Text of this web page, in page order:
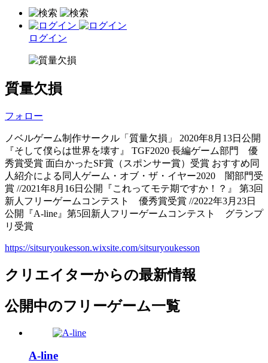
ログイン
質量欠損
フォロー
ノベルゲーム制作サークル「質量欠損」 2020年8月13日公開
『そして僕らは世界を壊す』 TGF2020 長編ゲーム部門 優
秀賞受賞 面白かったSF賞（スポンサー賞）受賞 おすすめ同
人紹介による同人ゲーム・オブ・ザ・イヤー2020 闇部門受
賞 //2021年8月16日公開『これってモテ期ですか！？』 第3回
新人フリーゲームコンテスト 優秀賞受賞 //2022年3月23日
公開『A-line』第5回新人フリーゲームコンテスト グランプ
リ受賞
https://sitsuryoukesson.wixsite.com/sitsuryoukesson
クリエイターからの最新情報
公開中のフリーゲーム一覧
A-line